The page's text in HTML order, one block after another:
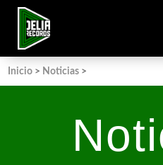
Inicio > Noticias >